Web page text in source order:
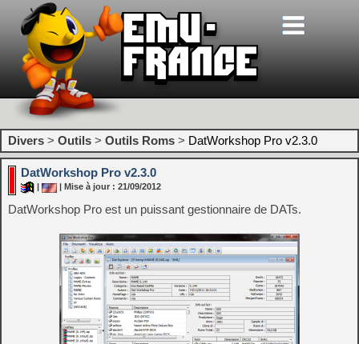
Divers > Outils > Outils Roms > DatWorkshop Pro v2.3.0
DatWorkshop Pro v2.3.0
| Mise à jour : 21/09/2012
DatWorkshop Pro est un puissant gestionnaire de DATs.